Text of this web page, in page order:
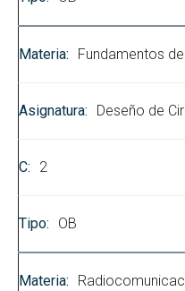
Fundamentos
Deseño de
2
OB